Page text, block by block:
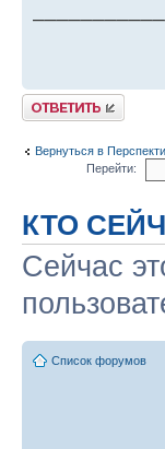
Ответить
Вернуться в
Перейти:
КТО
Сейчас
Список форумов